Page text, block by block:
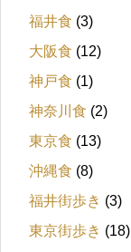
福井食 (3)
大阪食 (12)
神戸食 (1)
神奈川食 (2)
東京食 (13)
沖縄食 (8)
福井街歩き (3)
東京街歩き (18)